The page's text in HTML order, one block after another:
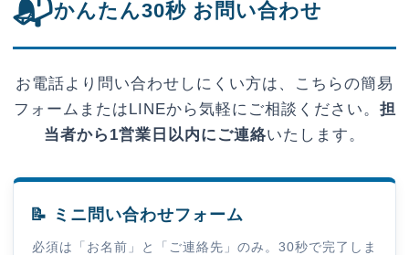
📬かんたん30秒 お問い合わせ
お電話より問い合わせしにくい方は、こちらの簡易
フォームまたはLINEから気軽にご相談ください。 担
当者から1営業日以内にご連絡いたします。
📝 ミニ問い合わせフォーム
必須は「お名前」と「ご連絡先」のみ。30秒で完了しま